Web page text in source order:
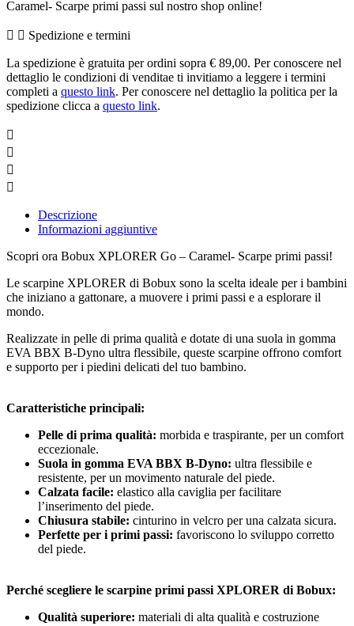
Caramel- Scarpe primi passi sul nostro shop online!
Spedizione e termini
La spedizione è gratuita per ordini sopra € 89,00. Per conoscere nel
dettaglio le condizioni di venditae ti invitiamo a leggere i termini
completi a questo link. Per conoscere nel dettaglio la politica per la
spedizione clicca a questo link.
Descrizione
Informazioni aggiuntive
Scopri ora Bobux XPLORER Go – Caramel- Scarpe primi passi!
Le scarpine XPLORER di Bobux sono la scelta ideale per i bambini
che iniziano a gattonare, a muovere i primi passi e a esplorare il
mondo.
Realizzate in pelle di prima qualità e dotate di una suola in gomma
EVA BBX B-Dyno ultra flessibile, queste scarpine offrono comfort
e supporto per i piedini delicati del tuo bambino.
Caratteristiche principali:
Pelle di prima qualità: morbida e traspirante, per un comfort
eccezionale.
Suola in gomma EVA BBX B-Dyno: ultra flessibile e
resistente, per un movimento naturale del piede.
Calzata facile: elastico alla caviglia per facilitare
l’inserimento del piede.
Chiusura stabile: cinturino in velcro per una calzata sicura.
Perfette per i primi passi: favoriscono lo sviluppo corretto
del piede.
Perché scegliere le scarpine primi passi XPLORER di Bobux:
Qualità superiore: materiali di alta qualità e costruzione